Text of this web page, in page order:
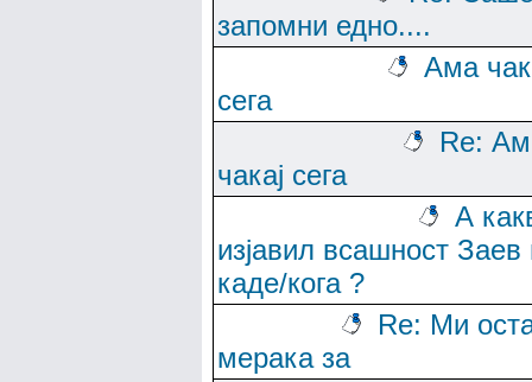
запомни едно....
Ама
сега
Re:
чакај сега
А
изјавил всашност Заев
каде/кога ?
Re: Ми
мерака за